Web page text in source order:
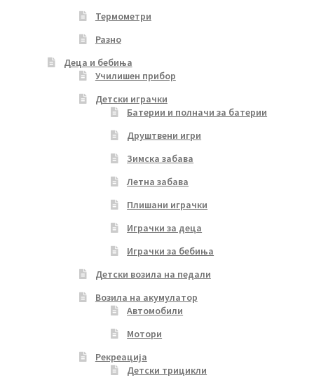
Термометри
Разно
Деца и бебиња
Училишен прибор
Детски играчки
Батерии и полначи за батерии
Друштвени игри
Зимска забава
Летна забава
Плишани играчки
Играчки за деца
Играчки за бебиња
Детски возила на педали
Возила на акумулатор
Автомобили
Мотори
Рекреација
Детски трицикли